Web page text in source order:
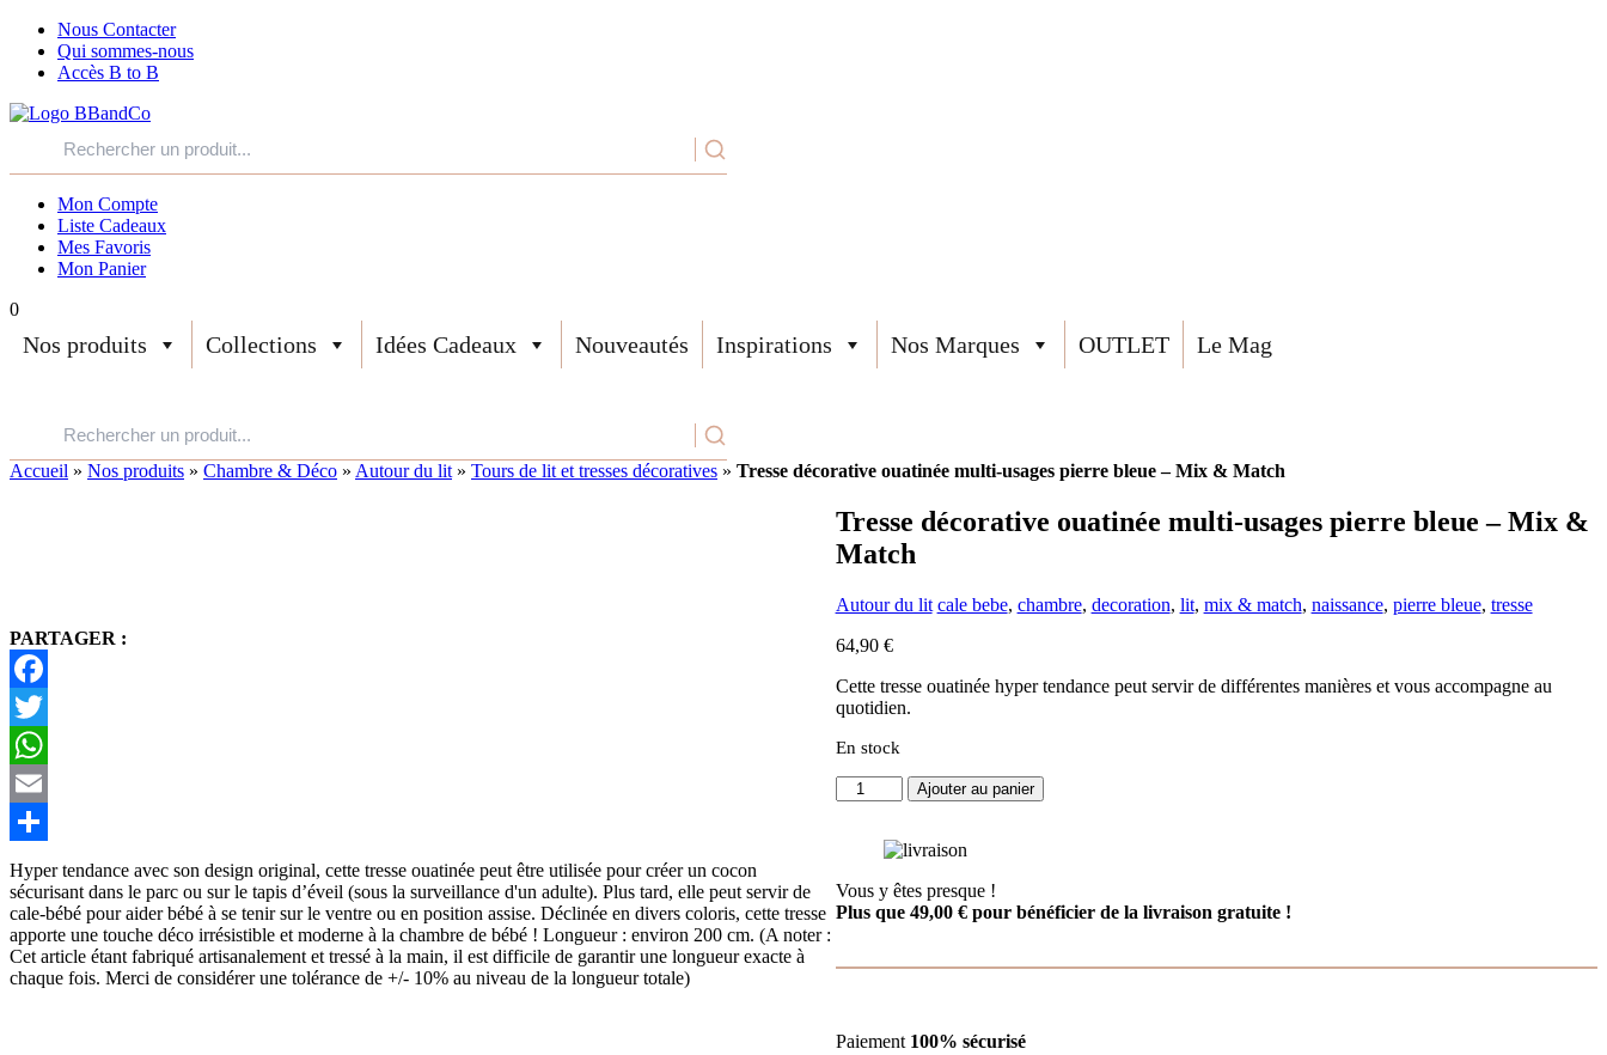
Nous Contacter
Qui sommes-nous
Accès B to B
Mon Compte
Liste Cadeaux
Mes Favoris
Mon Panier
0
Nos produits Collections Idées Cadeaux Nouveautés Inspirations Nos Marques OUTLET Le Mag
Accueil » Nos produits » Chambre & Déco » Autour du lit » Tours de lit et tresses décoratives » Tresse décorative ouatinée multi-usages pierre bleue – Mix & Match
Tresse décorative ouatinée multi-usages pierre bleue – Mix &
Match
Autour du lit cale bebe, chambre, decoration, lit, mix & match, naissance, pierre bleue, tresse
64,90 €
Cette tresse ouatinée hyper tendance peut servir de différentes manières et vous accompagne au
quotidien.
En stock
quantité
de
décorative
multi-
usages
Match
Ajouter au panier
Vous y êtes presque !
Plus que 49,00 €pour bénéficier de la livraison gratuite !
Paiement 100% sécurisé
PARTAGER :
Facebook
Twitter
WhatsApp
Email
Partager
Hyper tendance avec son design original, cette tresse ouatinée peut être utilisée pour créer un cocon
sécurisant dans le parc ou sur le tapis d’éveil (sous la surveillance d'un adulte). Plus tard, elle peut servir de
cale-bébé pour aider bébé à se tenir sur le ventre ou en position assise. Déclinée en divers coloris, cette tresse
apporte une touche déco irrésistible et moderne à la chambre de bébé ! Longueur : environ 200 cm. (A noter :
Cet article étant fabriqué artisanalement et tressé à la main, il est difficile de garantir une longueur exacte à
chaque fois. Merci de considérer une tolérance de +/- 10% au niveau de la longueur totale)